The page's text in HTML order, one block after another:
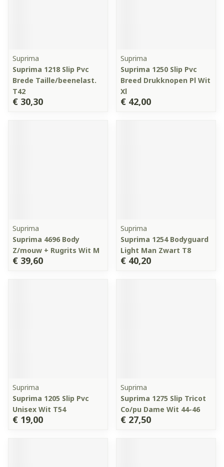
Suprima
Suprima 1218 Slip Pvc
Brede Taille/beenelast.
T42
€ 30,30
Suprima
Suprima 1250 Slip Pvc
Breed Drukknopen Pl Wit
Xl
€ 42,00
Suprima
Suprima 4696 Body
Z/mouw + Rugrits Wit M
€ 39,60
Suprima
Suprima 1254 Bodyguard
Light Man Zwart T8
€ 40,20
Suprima
Suprima 1205 Slip Pvc
Unisex Wit T54
€ 19,00
Suprima
Suprima 1275 Slip Tricot
Co/pu Dame Wit 44-46
€ 27,50